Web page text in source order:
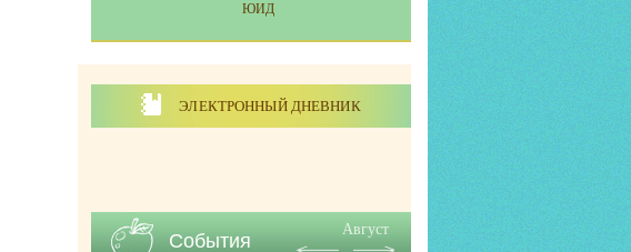
ЮИД
ЭЛЕКТРОННЫЙ ДНЕВНИК
События
Август